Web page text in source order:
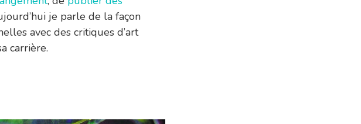
je parle de la façon
avec des critiques d’art
carrière.